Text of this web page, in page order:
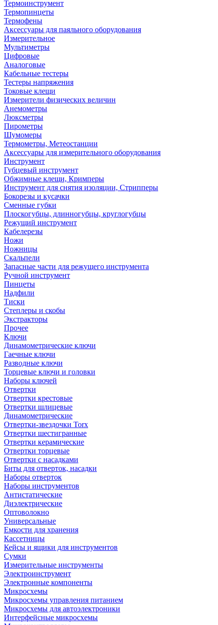
Термоинструмент
Термопинцеты
Термофены
Аксессуары для паяльного оборудования
Измерительное
Мультиметры
Цифровые
Аналоговые
Кабельные тестеры
Тестеры напряжения
Токовые клещи
Измерители физических величин
Анемометры
Люксметры
Пирометры
Шумомеры
Термометры, Метеостанции
Аксессуары для измерительного оборудования
Инструмент
Губцевый инструмент
Обжимные клещи, Кримперы
Инструмент для снятия изоляции, Стрипперы
Бокорезы и кусачки
Сменные губки
Плоскогубцы, длинногубцы, круглогубцы
Режущий инструмент
Кабелерезы
Ножи
Ножницы
Скальпели
Запасные части для режущего инструмента
Ручной инструмент
Пинцеты
Надфили
Тиски
Степлеры и скобы
Экстракторы
Прочее
Ключи
Динамометрические ключи
Гаечные ключи
Разводные ключи
Торцевые ключи и головки
Наборы ключей
Отвертки
Отвертки крестовые
Отвертки шлицевые
Динамометрические
Отвертки-звездочки Torx
Отвертки шестигранные
Отвертки керамические
Отвертки торцевые
Отвертки с насадками
Биты для отверток, насадки
Наборы отверток
Наборы инструментов
Антистатические
Диэлектрические
Оптоволокно
Универсальные
Емкости для хранения
Кассетницы
Кейсы и ящики для инструментов
Сумки
Измерительные инструменты
Электроинструмент
Электронные компоненты
Микросхемы
Микросхемы управления питанием
Микросхемы для автоэлектроники
Интерфейсные микросхемы